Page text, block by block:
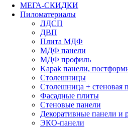
МЕГА-СКИДКИ
Пиломатериалы
ЛДСП
ДВП
Плита МДФ
МДФ панели
МДФ профиль
Kapak панели,
Столешницы
Столешница + стеновая
Фасадные плиты
Стеновые панели
Декоративные панели и
ЭКО-панели